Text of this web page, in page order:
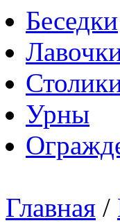
Беседки
Урны
Главная /